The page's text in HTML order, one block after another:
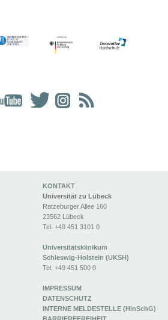
KONTAKT
Universität zu Lübeck
Ratzeburger Allee 160
23562 Lübeck
Tel. +49 451 3101 0
Universitätsklinikum
Schleswig-Holstein (UKSH)
Tel. +49 451 500 0
IMPRESSUM
DATENSCHUTZ
INTERNE MELDESTELLE (HinSchG)